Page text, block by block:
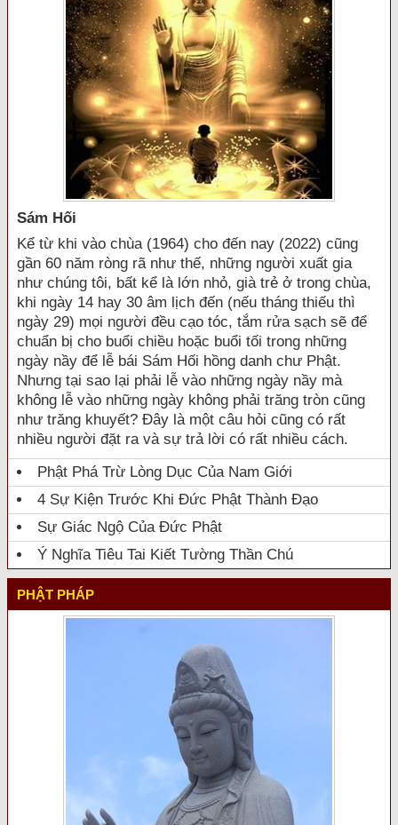
Sám Hối
Kể từ khi vào chùa (1964) cho đến nay (2022) cũng
gần 60 năm ròng rã như thế, những người xuất gia
như chúng tôi, bất kể là lớn nhỏ, già trẻ ở trong chùa,
khi ngày 14 hay 30 âm lịch đến (nếu tháng thiếu thì
ngày 29) mọi người đều cạo tóc, tắm rửa sạch sẽ để
chuẩn bị cho buổi chiều hoặc buổi tối trong những
ngày nầy để lễ bái Sám Hối hồng danh chư Phật.
Nhưng tại sao lại phải lễ vào những ngày nầy mà
không lễ vào những ngày không phải trăng tròn cũng
như trăng khuyết? Đây là một câu hỏi cũng có rất
nhiều người đặt ra và sự trả lời có rất nhiều cách.
Phật Phá Trừ Lòng Dục Của Nam Giới
4 Sự Kiện Trước Khi Đức Phật Thành Đạo
Sự Giác Ngộ Của Đức Phật
Ý Nghĩa Tiêu Tai Kiết Tường Thần Chú
PHẬT PHÁP